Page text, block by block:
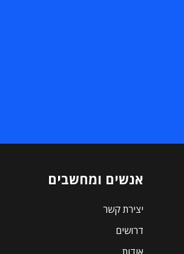
אנשים ומחשבים
יצירת קשר
דרושים